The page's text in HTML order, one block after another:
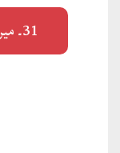
31۔ میری تیسری لڑکی طیّبہ کی آمین